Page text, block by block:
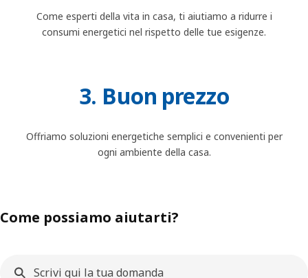
Come esperti della vita in casa, ti aiutiamo a ridurre i
consumi energetici nel rispetto delle tue esigenze.
3. Buon prezzo
Offriamo soluzioni energetiche semplici e convenienti per
ogni ambiente della casa.
Come possiamo aiutarti?